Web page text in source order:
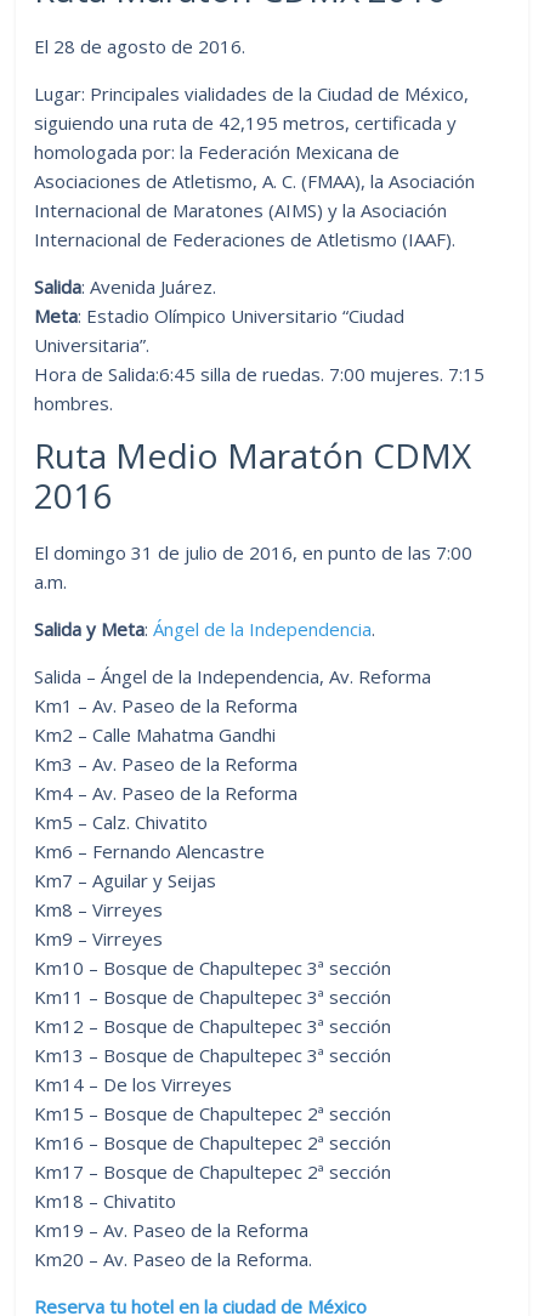
El 28 de agosto de 2016.
Lugar: Principales vialidades de la Ciudad de México,
siguiendo una ruta de 42,195 metros, certificada y
homologada por: la Federación Mexicana de
Asociaciones de Atletismo, A. C. (FMAA), la Asociación
Internacional de Maratones (AIMS) y la Asociación
Internacional de Federaciones de Atletismo (IAAF).
Salida: Avenida Juárez.
Meta: Estadio Olímpico Universitario “Ciudad
Universitaria”.
Hora de Salida:6:45 silla de ruedas. 7:00 mujeres. 7:15
hombres.
Ruta Medio Maratón CDMX
2016
El domingo 31 de julio de 2016, en punto de las 7:00
a.m.
Salida y Meta:Ángel de la Independencia.
Salida – Ángel de la Independencia, Av. Reforma
Km1 – Av. Paseo de la Reforma
Km2 – Calle Mahatma Gandhi
Km3 – Av. Paseo de la Reforma
Km4 – Av. Paseo de la Reforma
Km5 – Calz. Chivatito
Km6 – Fernando Alencastre
Km7 – Aguilar y Seijas
Km8 – Virreyes
Km9 – Virreyes
Km10 – Bosque de Chapultepec 3ª sección
Km11 – Bosque de Chapultepec 3ª sección
Km12 – Bosque de Chapultepec 3ª sección
Km13 – Bosque de Chapultepec 3ª sección
Km14 – De los Virreyes
Km15 – Bosque de Chapultepec 2ª sección
Km16 – Bosque de Chapultepec 2ª sección
Km17 – Bosque de Chapultepec 2ª sección
Km18 – Chivatito
Km19 – Av. Paseo de la Reforma
Km20 – Av. Paseo de la Reforma.
Reserva tu hotel en la ciudad de México